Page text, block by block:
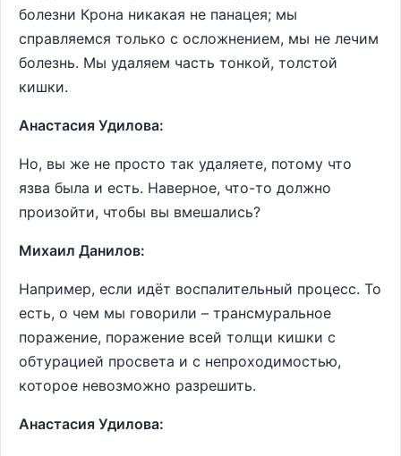
болезни Крона никакая не панацея; мы
справляемся только с осложнением, мы не лечим
болезнь. Мы удаляем часть тонкой, толстой
кишки.
Анастасия Удилова:
Но, вы же не просто так удаляете, потому что
язва была и есть. Наверное, что-то должно
произойти, чтобы вы вмешались?
Михаил Данилов:
Например, если идёт воспалительный процесс. То
есть, о чем мы говорили – трансмуральное
поражение, поражение всей толщи кишки с
обтурацией просвета и с непроходимостью,
которое невозможно разрешить.
Анастасия Удилова: